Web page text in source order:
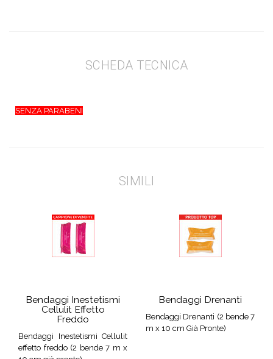
SCHEDA TECNICA
SENZA PARABENI
SIMILI
Bendaggi Inestetismi
Cellulit Effetto
Freddo
Bendaggi Inestetismi Cellulit
effetto freddo (2 bende 7 m x
Bendaggi Drenanti
Bendaggi Drenanti (2 bende 7
m x 10 cm Già Pronte)